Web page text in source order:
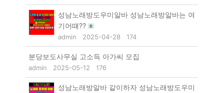
성남노래방도우미알바 성남노래방알바는 여
기어떄??
admin 2025-04-28 174
분당보도사무실 고소득 아가씨 모집
admin 2025-05-12 176
성남노래방알바 같이하자 성남노래방도우미